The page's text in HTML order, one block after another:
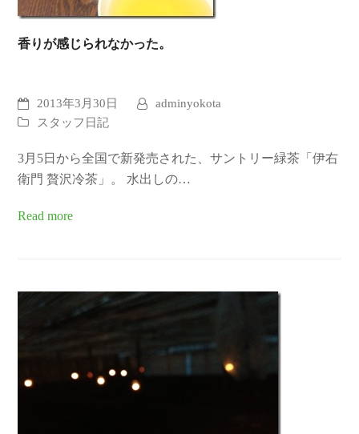
香りが感じられなかった。
2013年3月30日
adminyokota
スタッフ日記
3月5日から全国で新発売された、サントリー緑茶「伊右
衛門 贅沢冷茶」。 水出しの…
Read more